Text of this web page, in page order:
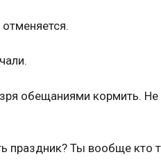
обещаниями кормить. Не
праздник? Ты вообще кто